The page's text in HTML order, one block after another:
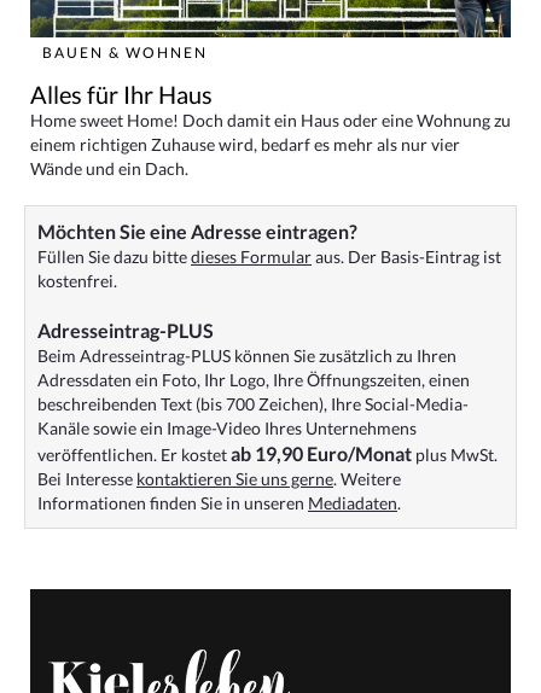
BAUEN & WOHNEN
Alles für Ihr Haus
Home sweet Home! Doch damit ein Haus oder eine Wohnung zu
einem richtigen Zuhause wird, bedarf es mehr als nur vier
Wände und ein Dach.
Möchten Sie eine Adresse eintragen?
Füllen Sie dazu bittedieses Formularaus. Der Basis-Eintrag ist
kostenfrei.
Adresseintrag-PLUS
Beim Adresseintrag-PLUS können Sie zusätzlich zu Ihren
Adressdaten ein Foto, Ihr Logo, Ihre Öffnungszeiten, einen
beschreibenden Text (bis 700 Zeichen), Ihre Social-Media-
Kanäle sowie ein Image-Video Ihres Unternehmens
veröffentlichen. Er kostetab 19,90 Euro/Monat plus MwSt.
Bei Interesse kontaktieren Sie uns gerne. Weitere
Informationen finden Sie in unseren Mediadaten.